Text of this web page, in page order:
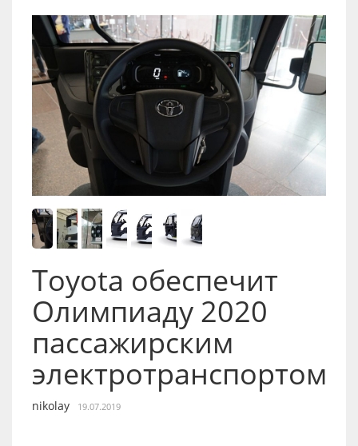
Toyota обеспечит
Олимпиаду 2020
пассажирским
электротранспортом
nikolay 19.07.2019